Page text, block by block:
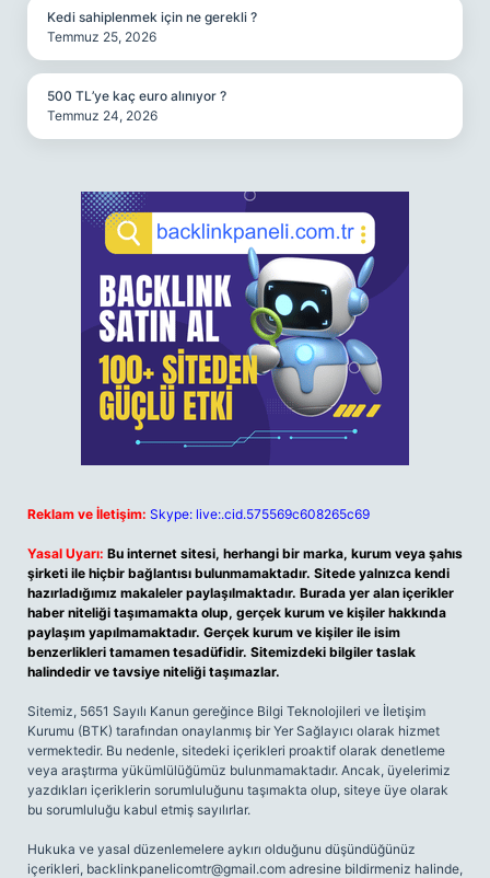
Kedi sahiplenmek için ne gerekli ?
Temmuz 25, 2026
500 TL’ye kaç euro alınıyor ?
Temmuz 24, 2026
Reklam ve İletişim: Skype: live:.cid.575569c608265c69
Yasal Uyarı: Bu internet sitesi, herhangi bir marka, kurum veya şahıs
şirketi ile hiçbir bağlantısı bulunmamaktadır. Sitede yalnızca kendi
hazırladığımız makaleler paylaşılmaktadır. Burada yer alan içerikler
haber niteliği taşımamakta olup, gerçek kurum ve kişiler hakkında
paylaşım yapılmamaktadır. Gerçek kurum ve kişiler ile isim
benzerlikleri tamamen tesadüfidir. Sitemizdeki bilgiler taslak
halindedir ve tavsiye niteliği taşımazlar.
Sitemiz, 5651 Sayılı Kanun gereğince Bilgi Teknolojileri ve İletişim
Kurumu (BTK) tarafından onaylanmış bir Yer Sağlayıcı olarak hizmet
vermektedir. Bu nedenle, sitedeki içerikleri proaktif olarak denetleme
veya araştırma yükümlülüğümüz bulunmamaktadır. Ancak, üyelerimiz
yazdıkları içeriklerin sorumluluğunu taşımakta olup, siteye üye olarak
bu sorumluluğu kabul etmiş sayılırlar.
Hukuka ve yasal düzenlemelere aykırı olduğunu düşündüğünüz
içerikleri, backlinkpanelicomtr@gmail.com adresine bildirmeniz halinde,